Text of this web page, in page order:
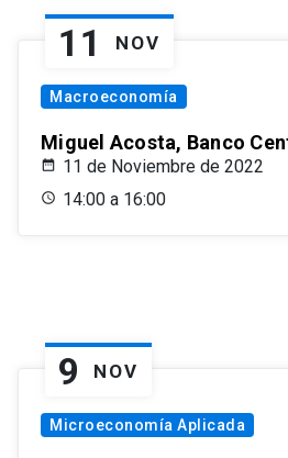
11 NOV
Macroeconomía
Miguel Acosta, Banco
11 de Noviembre de 2022
14:00 a 16:00
9 NOV
Microeconomía Aplicada